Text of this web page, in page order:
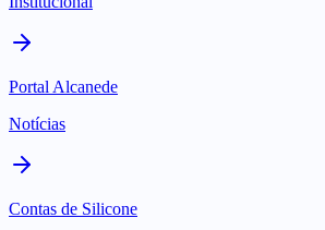
Portal Alcanede
Notícias
Contas de Silicone